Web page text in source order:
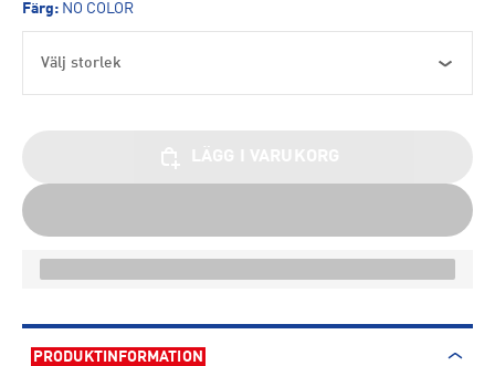
Färg: NO COLOR
Välj storlek
PRODUKTINFORMATION